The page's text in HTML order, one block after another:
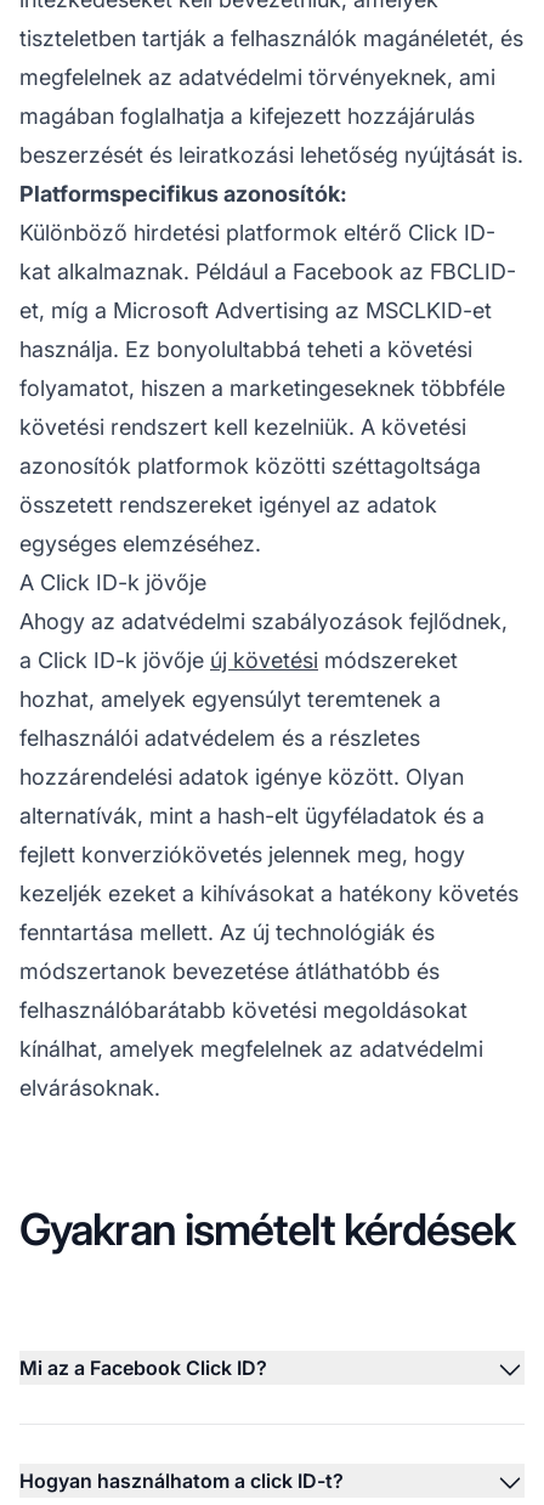
tiszteletben tartják a felhasználók magánéletét, és
megfelelnek az adatvédelmi törvényeknek, ami
magában foglalhatja a kifejezett hozzájárulás
beszerzését és leiratkozási lehetőség nyújtását is.
Platformspecifikus azonosítók:
Különböző hirdetési platformok eltérő Click ID-
kat alkalmaznak. Például a Facebook az FBCLID-
et, míg a Microsoft Advertising az MSCLKID-et
használja. Ez bonyolultabbá teheti a követési
folyamatot, hiszen a marketingeseknek többféle
követési rendszert kell kezelniük. A követési
azonosítók platformok közötti széttagoltsága
összetett rendszereket igényel az adatok
egységes elemzéséhez.
A Click ID-k jövője
Ahogy az adatvédelmi szabályozások fejlődnek,
a Click ID-k jövője új követési módszereket
hozhat, amelyek egyensúlyt teremtenek a
felhasználói adatvédelem és a részletes
hozzárendelési adatok igénye között. Olyan
alternatívák, mint a hash-elt ügyféladatok és a
fejlett konverziókövetés jelennek meg, hogy
kezeljék ezeket a kihívásokat a hatékony követés
fenntartása mellett. Az új technológiák és
módszertanok bevezetése átláthatóbb és
felhasználóbarátabb követési megoldásokat
kínálhat, amelyek megfelelnek az adatvédelmi
elvárásoknak.
Gyakran ismételt kérdések
Mi az a Facebook Click ID?
Hogyan használhatom a click ID-t?